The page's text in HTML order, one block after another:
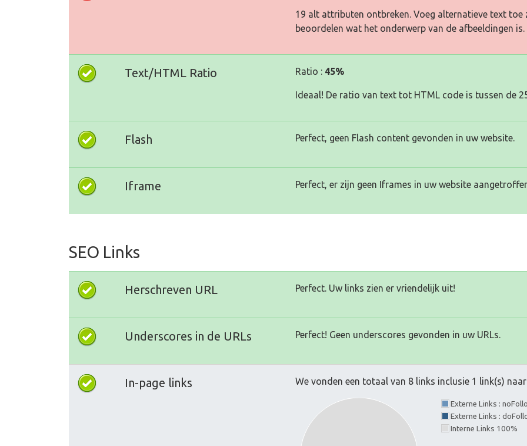
19 alt attributen ontbreken. Voeg alternatieve text toe
beoordelen wat het onderwerp van de afbeeldingen is.
Text/HTML Ratio Ratio : 45%
Ideaal! De ratio van text tot HTML code is tussen de
Flash Perfect, geen Flash content gevonden in uw website.
Iframe Perfect, er zijn geen Iframes in uw website
SEO Links
Herschreven URL Perfect. Uw links zien er vriendelijk uit!
Underscores in de URLs Perfect! Geen underscores gevonden in uw URLs.
In-page links We vonden een totaal van 8 links inclusie 1 link(s)
Externe Links :
Externe Links :
Interne Links 100%